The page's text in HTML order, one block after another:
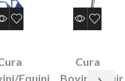
Equini
Cura
Bovini/